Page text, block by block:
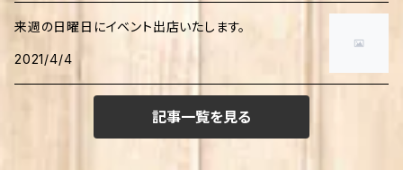
来週の日曜日にイベント出店いたします。
2021/4/4
記事一覧を見る